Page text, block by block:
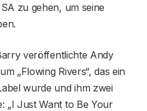
zu gehen, um seine
veröffentlichte Andy
„Flowing Rivers“, das ein
wurde und ihm zwei
„I Just Want to Be Your